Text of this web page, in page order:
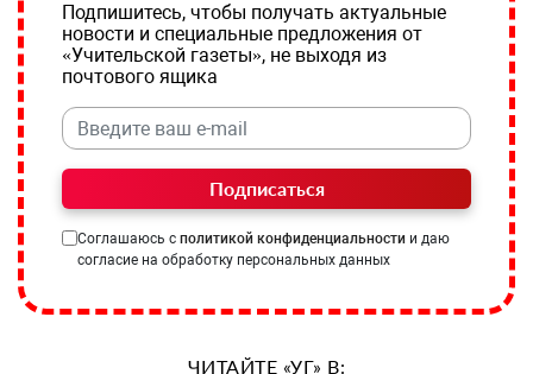
Подпишитесь, чтобы получать актуальные
новости и специальные предложения от
«Учительской газеты», не выходя из
почтового ящика
Подписаться
Соглашаюсь с политикой конфиденциальности и даю
согласие на обработку персональных данных
ЧИТАЙТЕ «УГ» В: